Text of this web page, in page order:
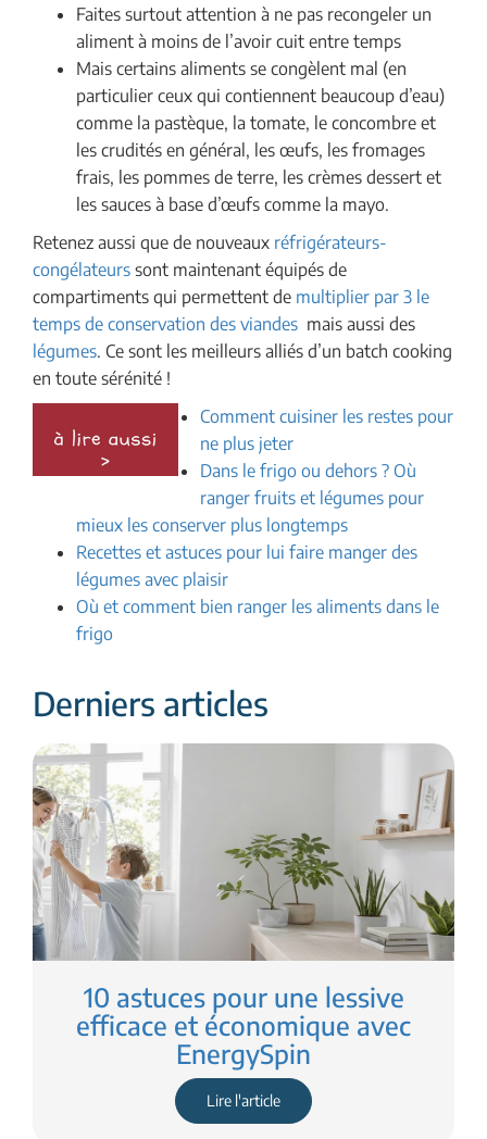
Faites surtout attention à ne pas recongeler un
aliment à moins de l’avoir cuit entre temps
Mais certains aliments se congèlent mal (en
particulier ceux qui contiennent beaucoup d’eau)
comme la pastèque, la tomate, le concombre et
les crudités en général, les œufs, les fromages
frais, les pommes de terre, les crèmes dessert et
les sauces à base d’œufs comme la mayo.
Retenez aussi que de nouveaux réfrigérateurs-
congélateurs sont maintenant équipés de
compartiments qui permettent de multiplier par 3 le
temps de conservation des viandes mais aussi des
légumes. Ce sont les meilleurs alliés d’un batch cooking
en toute sérénité !
Comment cuisiner les restes pour
ne plus jeter
Dans le frigo ou dehors ? Où
ranger fruits et légumes pour
mieux les conserver plus longtemps
Recettes et astuces pour lui faire manger des
légumes avec plaisir
Où et comment bien ranger les aliments dans le
frigo
Derniers articles
10 astuces pour une lessive
efficace et économique avec
EnergySpin
Lire l'article